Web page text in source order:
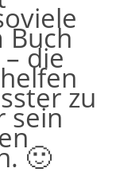
Buch
die
zu
sein
🙂